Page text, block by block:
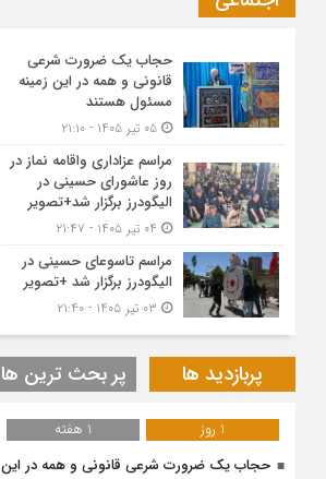
حجاب یک ضرورت شرعی
قانونی و همه در این زمینه
مسئول هستند
مراسم عزاداری واقامه نماز در
روز عاشورای حسینی در
الیگودرز برگزار شد+تصویر
مراسم تاسوعای حسینی در
الیگودرز برگزار شد +تصویر
پربازدید ها پر بحث ترین ها
1 روز
1 هفته
حجاب یک ضرورت شرعی قانونی و همه در این